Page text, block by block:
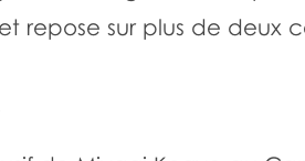
repose sur plus de